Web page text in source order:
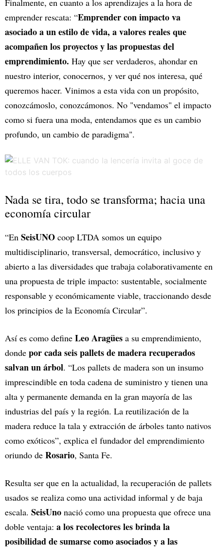
Finalmente, en cuanto a los aprendizajes a la hora de
emprender rescata: “Emprender con impacto va
asociado a un estilo de vida, a valores reales que
acompañen los proyectos y las propuestas del
emprendimiento. Hay que ser verdaderos, ahondar en
nuestro interior, conocernos, y ver qué nos interesa, qué
queremos hacer. Vinimos a esta vida con un propósito,
conozcámoslo, conozcámonos. No "vendamos" el impacto
como si fuera una moda, entendamos que es un cambio
profundo, un cambio de paradigma".
Nada se tira, todo se transforma; hacia una
economía circular
“En SeisUNO coop LTDA somos un equipo
multidisciplinario, transversal, democrático, inclusivo y
abierto a las diversidades que trabaja colaborativamente en
una propuesta de triple impacto: sustentable, socialmente
responsable y económicamente viable, traccionando desde
los principios de la Economía Circular”.
Así es como define Leo Aragües a su emprendimiento,
donde por cada seis pallets de madera recuperados
salvan un árbol. “Los pallets de madera son un insumo
imprescindible en toda cadena de suministro y tienen una
alta y permanente demanda en la gran mayoría de las
industrias del país y la región. La reutilización de la
madera reduce la tala y extracción de árboles tanto nativos
como exóticos”, explica el fundador del emprendimiento
oriundo de Rosario, Santa Fe.
Resulta ser que en la actualidad, la recuperación de pallets
usados se realiza como una actividad informal y de baja
escala. SeisUno nació como una propuesta que ofrece una
doble ventaja: a los recolectores les brinda la
posibilidad de sumarse como asociados y a las